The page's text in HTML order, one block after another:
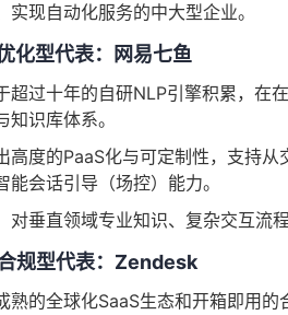
实现自动化服务的中大型企业。
化型代表：网易七鱼
超过十年的自研NLP引擎积累，在
识库体系。
高度的PaaS化与可定制性，支持
能会话引导（场控）能力。
对垂直领域专业知识、复杂交互流
规型代表：Zendesk
熟的全球化SaaS生态和开箱即用